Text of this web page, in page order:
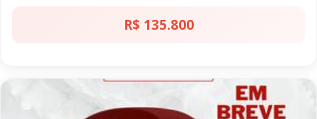
R$ 135.800